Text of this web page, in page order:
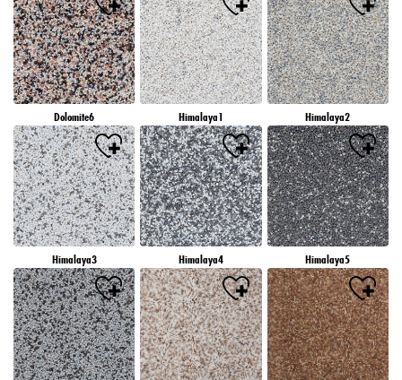
Dolomite6 Himalaya1 Himalaya2
Himalaya3 Himalaya4 Himalaya5